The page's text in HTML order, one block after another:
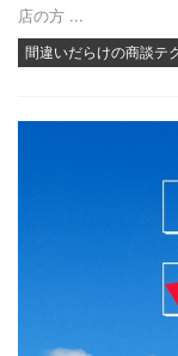
店の方 ...
間違いだらけの商談テ